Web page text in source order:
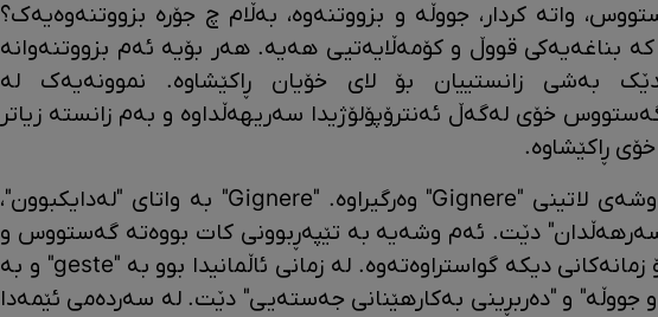
واتە کردار، جووڵە و بزووتنەوە، بەڵام چ جۆرە بزووتنەوەیەک؟
بناغەیەکی قووڵ و کۆمەڵایەتیی هەیە. هەر بۆیە ئەم بزووتنەوانە
بەشی زانستییان بۆ لای خۆیان ڕاکێشاوە. نموونەیەک لە
گەستووس خۆی لەگەڵ ئەنترۆپۆلۆژیدا سەریهەڵداوە و بەم زانستە زیاتر
ڕاکێشاوە.
گەستووس لە وشەی لاتینی "Gignere" وەرگیراوە. "Gignere" بە واتای "لەدایکبوون"،
دێت. ئەم وشەیە بە تێپەڕبوونی کات بووەتە گەستووس و
لە لاتینییەوە بۆ زمانەکانی دیکە گواستراوەتەوە. لە زمانی ئاڵمانیدا بوو بە "geste" و بە
جووڵە" و "دەربڕینی بەکارهێنانی جەستەیی" دێت. لە سەردەمی ئێمەدا